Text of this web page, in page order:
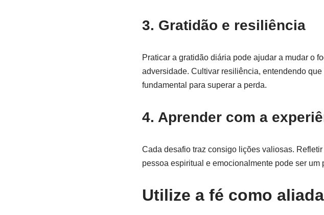
3. Gratidão e resiliência
Praticar a gratidão diária pode ajudar a mudar o
adversidade. Cultivar resiliência, entendendo
fundamental para superar a perda.
4. Aprender com a
Cada desafio traz consigo lições valiosas.
pessoa espiritual e emocionalmente pode ser
Utilize a fé como aliada